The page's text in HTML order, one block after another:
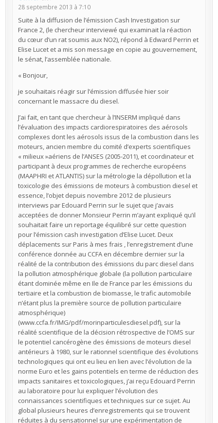
28 septembre 2013 à 7:10
Suite à la diffusion de l’émission Cash Investigation sur
France 2, (le chercheur interviewé qui examinait la réaction
du cœur d’un rat soumis aux NO2), répond à Edward Perrin et
Elise Lucet et a mis son message en copie au gouvernement,
le sénat, l’assemblée nationale.
« Bonjour,
je souhaitais réagir sur l’émission diffusée hier soir
concernant le massacre du diesel.
J’ai fait, en tant que chercheur à l’INSERM impliqué dans
l’évaluation des impacts cardiorespiratoires des aérosols
complexes dont les aérosols issus de la combustion dans les
moteurs, ancien membre du comité d’experts scientifiques
« milieux »aériens de l’ANSES (2005-2011), et coordinateur et
participant à deux programmes de recherche européens
(MAAPHRI et ATLANTIS) sur la métrologie la dépollution et la
toxicologie des émissions de moteurs à combustion diesel et
essence, l’objet depuis novembre 2012 de plusieurs
interviews par Edouard Perrin sur le sujet que j’avais
acceptées de donner Monsieur Perrin m’ayant expliqué qu’il
souhaitait faire un reportage équilibré sur cette question
pour l’émission cash investigation d’Elise Lucet. Deux
déplacements sur Paris à mes frais , l’enregistrement d’une
conférence donnée au CCFA en décembre dernier sur la
réalité de la contribution des émissions du parc diesel dans
la pollution atmosphérique globale (la pollution particulaire
étant dominée même en Ile de France par les émissions du
tertiaire et la combustion de biomasse, le trafic automobile
n’étant plus la première source de pollution particulaire
atmosphérique)
(www.ccfa.fr/IMG/pdf/morinparticulesdiesel.pdf), sur la
réalité scientifique de la décision rétrospective de l’OMS sur
le potentiel cancérogène des émissions de moteurs diesel
antérieurs à 1980, sur le rationnel scientifique des évolutions
technologiques qui ont eu lieu en lien avec l’évolution de la
norme Euro et les gains potentiels en terme de réduction des
impacts sanitaires et toxicologiques, j’ai reçu Edouard Perrin
au laboratoire pour lui expliquer l’évolution des
connaissances scientifiques et techniques sur ce sujet. Au
global plusieurs heures d’enregistrements qui se trouvent
réduites à du sensationnel sur une expérimentation de